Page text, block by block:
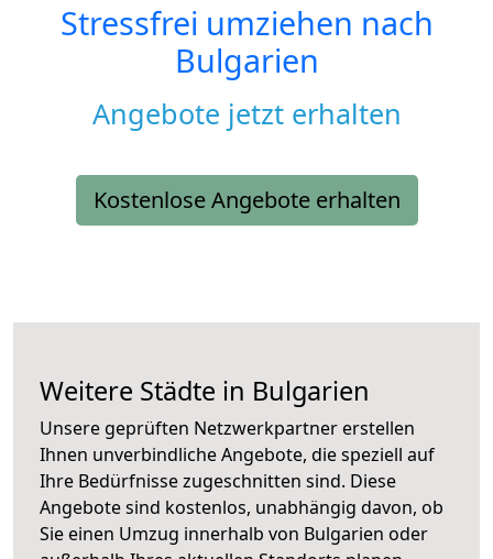
Stressfrei umziehen nach
Bulgarien
Angebote jetzt erhalten
Kostenlose Angebote erhalten
Weitere Städte in Bulgarien
Unsere geprüften Netzwerkpartner erstellen
Ihnen unverbindliche Angebote, die speziell auf
Ihre Bedürfnisse zugeschnitten sind. Diese
Angebote sind kostenlos, unabhängig davon, ob
Sie einen Umzug innerhalb von Bulgarien oder